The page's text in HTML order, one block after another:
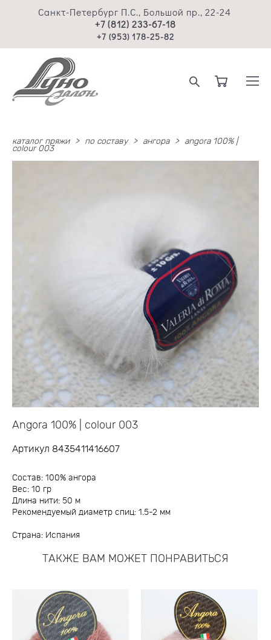
Санкт-Петербург П.С., Большой пр., 22-24
+7 (812) 233-67-18
+7 (953) 178-25-82
каталог пряжи > по составу > ангора >
angora 100% |
colour 003
Angora 100% | colour 003
Артикул 8435411416607
Состав: 100% ангора
Вес: 10 гр
Длина нити: 50 м
Рекомендуемый диаметр спиц: 1.5-2 мм
Страна: Испания
ТАКЖЕ ВАМ МОЖЕТ ПОНРАВИТЬСЯ